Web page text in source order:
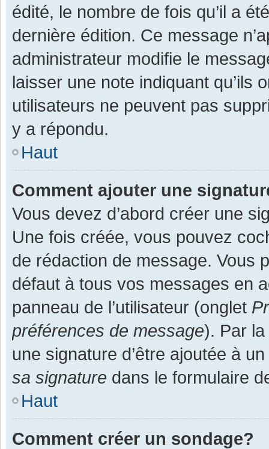
édité, le nombre de fois qu’il a
dernière édition. Ce message
administrateur modifie le
laisser une note indiquant qu’ils
utilisateurs ne peuvent pas
y a répondu.
Haut
Comment ajouter une
Vous devez d’abord créer une
Une fois créée, vous pouvez
de rédaction de message. Vous
défaut à tous vos messages en
panneau de l’utilisateur (onglet
préférences de message). Par
une signature d’être ajoutée à
sa signature dans le formulaire
Haut
Comment créer un sondage?